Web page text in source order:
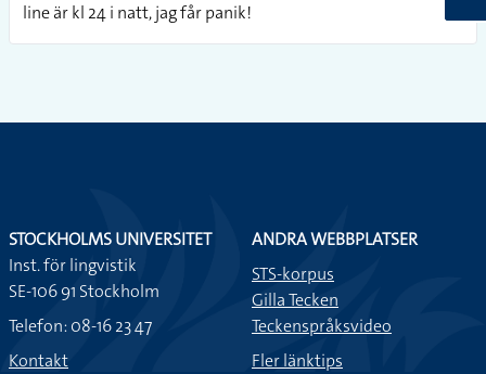
line är kl 24 i natt, jag får panik!
STOCKHOLMS UNIVERSITET
Inst. för lingvistik
SE-106 91 Stockholm
Telefon: 08-16 23 47
Kontakt
ANDRA WEBBPLATSER
STS-korpus
Gilla Tecken
Teckenspråksvideo
Fler länktips